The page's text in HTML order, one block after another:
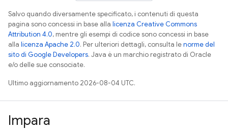
Salvo quando diversamente specificato, i contenuti di questa
pagina sono concessi in base alla licenza Creative Commons
Attribution 4.0, mentre gli esempi di codice sono concessi in base
alla licenza Apache 2.0. Per ulteriori dettagli, consulta lenorme del
sito di Google Developers. Java è un marchio registrato di Oracle
e/o delle sue consociate.
Ultimo aggiornamento 2026-08-04 UTC.
Impara